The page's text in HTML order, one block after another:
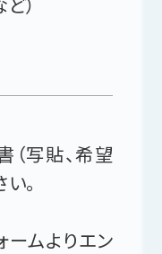
（写貼、希望
。
ームよりエン